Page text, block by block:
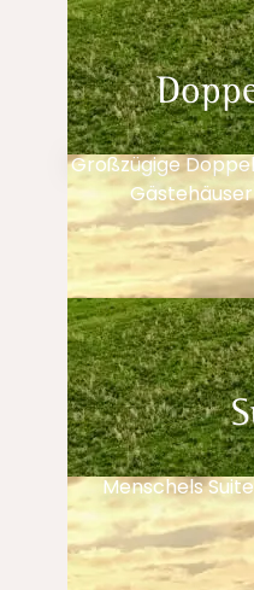
Großzügige
Menschels